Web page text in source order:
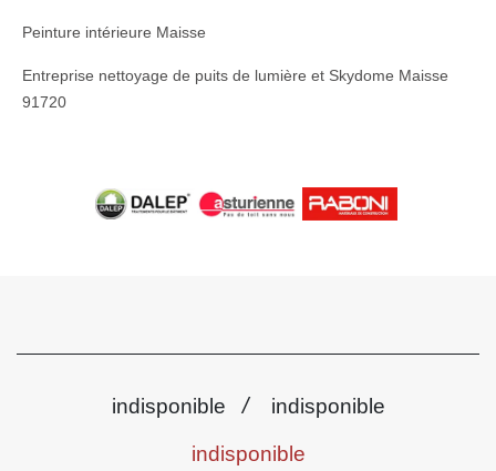
Peinture intérieure Maisse
Entreprise nettoyage de puits de lumière et Skydome Maisse
91720
indisponible / indisponible
indisponible